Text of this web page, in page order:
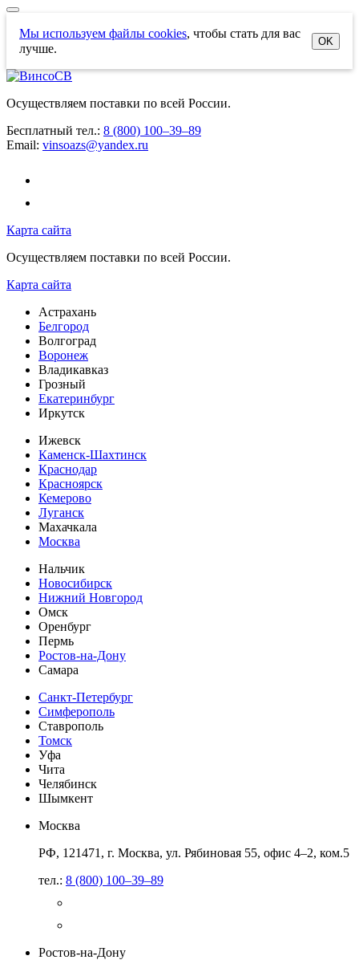
Мы используем файлы cookies, чтобы стать для вас
лучше.
OK
Осуществляем поставки по всей России.
Бесплатный тел.: 8 (800) 100–39–89
Email: vinsoazs@yandex.ru
Карта сайта
Осуществляем поставки по всей России.
Карта сайта
Астрахань
Белгород
Волгоград
Воронеж
Владикавказ
Грозный
Екатеринбург
Иркутск
Ижевск
Каменск-Шахтинск
Краснодар
Красноярск
Кемерово
Луганск
Махачкала
Москва
Нальчик
Новосибирск
Нижний Новгород
Омск
Оренбург
Пермь
Ростов-на-Дону
Самара
Санкт-Петербург
Симферополь
Ставрополь
Томск
Уфа
Чита
Челябинск
Шымкент
Москва
РФ, 121471, г. Москва, ул. Рябиновая 55, офис 4–2, ком.5
тел.: 8 (800) 100–39–89
Ростов-на-Дону